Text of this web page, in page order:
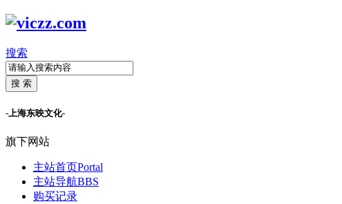
搜索
搜 索
-上海东映文化-
旗下网站
主站首页Portal
主站导航BBS
购买记录